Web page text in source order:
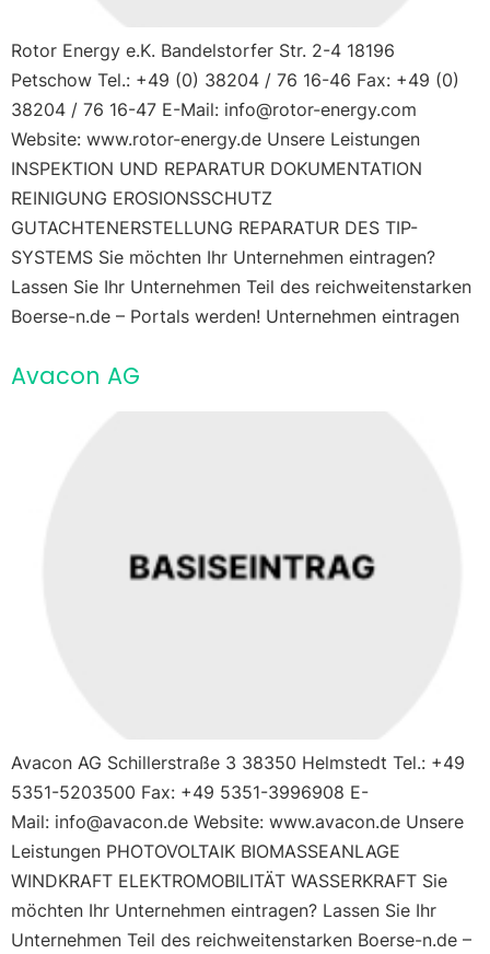
Rotor Energy e.K. Bandelstorfer Str. 2-4 18196
Petschow Tel.: +49 (0) 38204 / 76 16-46 Fax: +49 (0)
38204 / 76 16-47 E-Mail: info@rotor-energy.com
Website: www.rotor-energy.de Unsere Leistungen
INSPEKTION UND REPARATUR DOKUMENTATION
REINIGUNG EROSIONSSCHUTZ
GUTACHTENERSTELLUNG REPARATUR DES TIP-
SYSTEMS Sie möchten Ihr Unternehmen eintragen?
Lassen Sie Ihr Unternehmen Teil des reichweitenstarken
Boerse-n.de – Portals werden! Unternehmen eintragen
Avacon AG
Avacon AG Schillerstraße 3 38350 Helmstedt Tel.: +49
5351-5203500 Fax: +49 5351-3996908 E-
Mail: info@avacon.de Website: www.avacon.de Unsere
Leistungen PHOTOVOLTAIK BIOMASSEANLAGE
WINDKRAFT ELEKTROMOBILITÄT WASSERKRAFT Sie
möchten Ihr Unternehmen eintragen? Lassen Sie Ihr
Unternehmen Teil des reichweitenstarken Boerse-n.de –